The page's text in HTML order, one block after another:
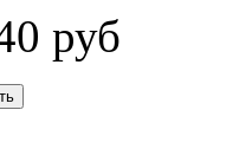
руб